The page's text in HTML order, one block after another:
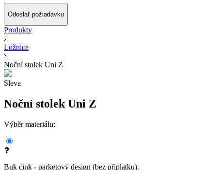
Odoslať požiadavku
Produkty
Ložnice
Noční stolek Uni Z
Sleva
Noční stolek Uni Z
Výběr materiálu:
Buk cink - parketový design (bez příplatku).